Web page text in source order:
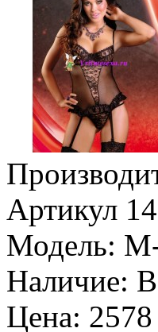
Артикул
Модель: М-
Наличие:
Цена: 2578